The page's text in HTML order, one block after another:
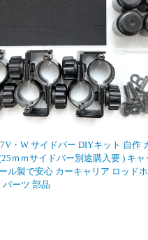
・W サイドバー DIYキット 自作
ｍｍサイドバー別途購入要 ) キャ
ル製で安心 カーキャリア ロッド
ーツ 部品